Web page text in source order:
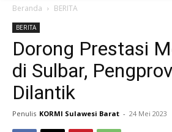
Beranda BERITA
BERITA
Dorong Prestasi
di Sulbar,
Dilantik
Penulis KORMI Sulawesi Barat - 24 Mei 2023